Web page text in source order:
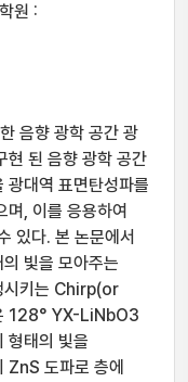
원 :
음향 광학 공간 광
현 된 음향 광학 공간
광대역 표면탄성파를
며, 이를 응용하여
있다. 본 논문에서
빛을 모아주는
시키는 Chirp(or
128° YX-LiNbO3
형태의 빛을
ZnS 도파로 층에